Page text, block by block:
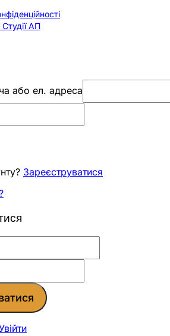
АП
або ел. адреса
Зареєструватися